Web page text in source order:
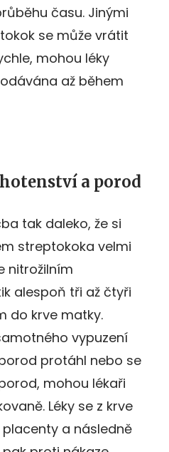
času. Jinými
se může vrátit
mohou léky
až během
a porod
tak daleko, že si
streptokoka velmi
nitrožilním
alespoň tři až čtyři
do krve matky.
vypuzení
protáhl nebo se
mohou lékaři
Léky se z krve
a následně